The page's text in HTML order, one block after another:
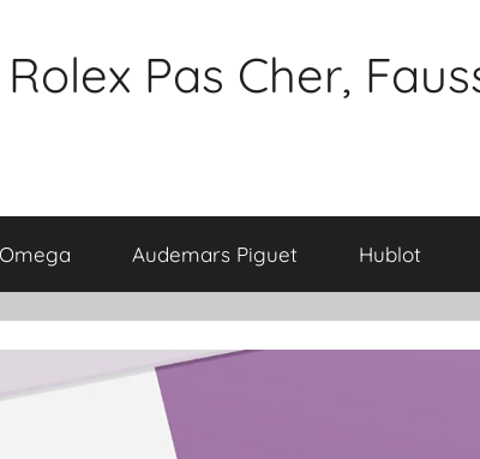
Pas Cher,
Omega Audemars Piguet Hublot